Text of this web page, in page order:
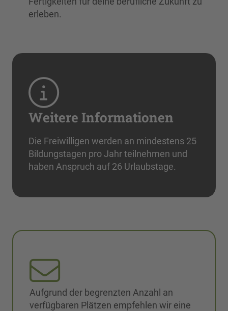
erleben.
Weitere Informationen
Die Freiwilligen werden an mindestens 25
Bildungstagen pro Jahr teilnehmen und
haben Anspruch auf 26 Urlaubstage.
Aufgrund der begrenzten Anzahl an
verfügbaren Plätzen empfehlen wir eine